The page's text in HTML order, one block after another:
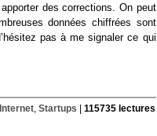
des corrections. On peut
données chiffrées sont
pas à me signaler ce qui
Internet, Startups 115735 lectures